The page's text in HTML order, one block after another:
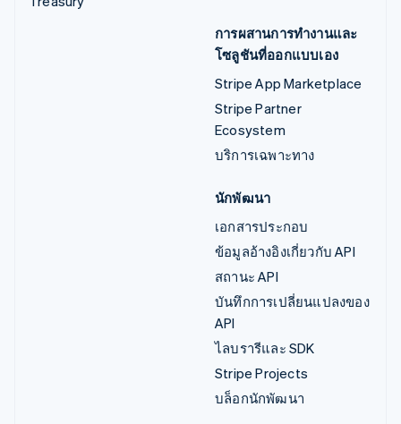
การผสานการทำงานและ
โซลูชันที่ออกแบบเอง
Stripe App Marketplace
Stripe Partner
Ecosystem
บริการเฉพาะทาง
นักพัฒนา
เอกสารประกอบ
ข้อมูลอ้างอิงเกี่ยวกับ API
สถานะ API
บันทึกการเปลี่ยนแปลงของ
API
ไลบรารีและ SDK
Stripe Projects
บล็อกนักพัฒนา